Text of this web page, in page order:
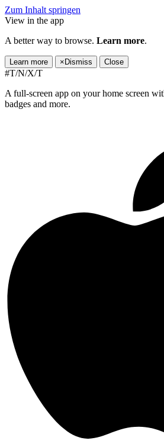
Zum Inhalt springen
View in the app
A better way to browse. Learn more.
Learn more × Dismiss Close
#T/N/X/T
A full-screen app on your home screen
badges and more.